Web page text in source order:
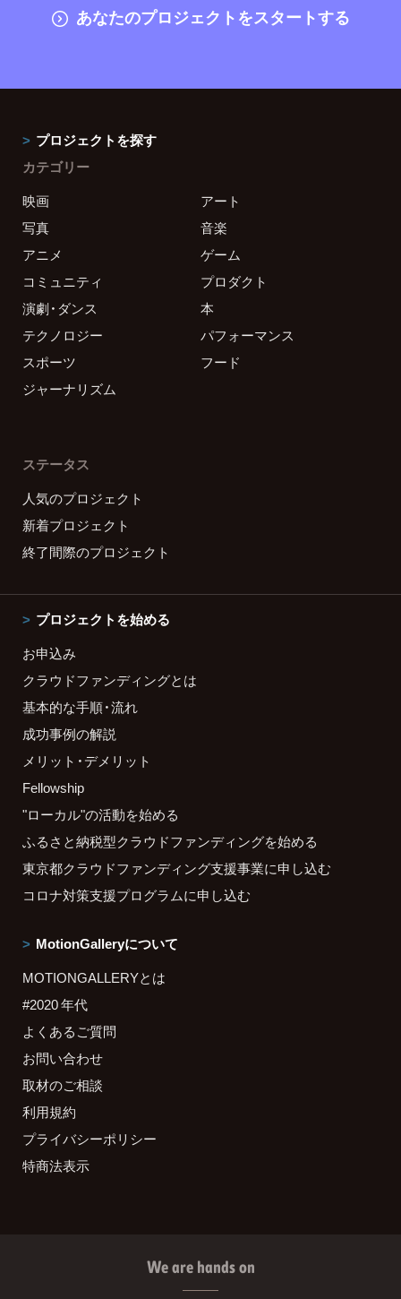
あなたのプロジェクトをスタートする
プロジェクトを探す
カテゴリー
映画
アート
写真
音楽
アニメ
ゲーム
コミュニティ
プロダクト
演劇・ダンス
本
テクノロジー
パフォーマンス
スポーツ
フード
ジャーナリズム
ステータス
人気のプロジェクト
新着プロジェクト
終了間際のプロジェクト
プロジェクトを始める
お申込み
クラウドファンディングとは
基本的な手順・流れ
成功事例の解説
メリット・デメリット
Fellowship
"ローカル"の活動を始める
ふるさと納税型クラウドファンディングを始める
東京都クラウドファンディング支援事業に申し込む
コロナ対策支援プログラムに申し込む
MotionGalleryについて
MOTIONGALLERYとは
#2020 年代
よくあるご質問
お問い合わせ
取材のご相談
利用規約
プライバシーポリシー
特商法表示
We are hands on